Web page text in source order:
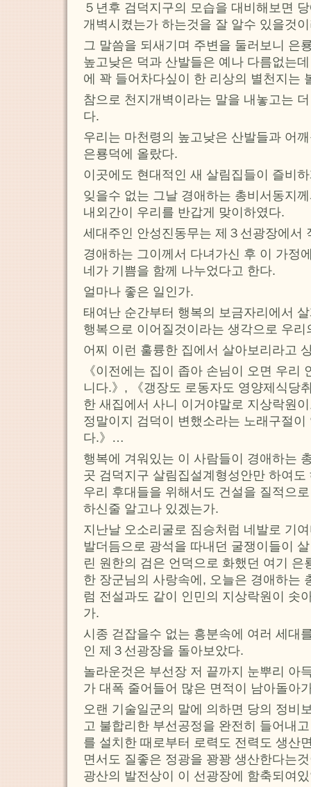
５년후 검덕지구의 모습을 대비해보면
개벽시켰는가 하는것을 잘 알수 있을것
그 말씀을 되새기며 주변을 둘러보니 은
높고낮은 덕과 산발들은 예나 다름없는
에 꽉 들어차다싶이 한 리상의 별천지는
참으로 천지개벽이라는 말을 내놓고는
다.
우리는 마천령의 높고낮은 산발들과 어
은룡덕에 올랐다.
이곳에도 현대적인 새 살림집들이 즐비
잊을수 없는 그날 경애하는 총비서동지
내외간이 우리를 반갑게 맞이하였다.
세대주인 안성진동무는 제３선광장에서
경애하는 그이께서 다녀가신 후 이 가정
네가 기쁨을 함께 나누었다고 한다.
얼마나 좋은 일인가.
태여난 순간부터 행복의 보금자리에서
행복으로 이어질것이라는 생각으로 우
어찌 이런 훌륭한 집에서 살아보리라고
《이전에는 집이 좁아 손님이 오면 우리
니다.》, 《갱장도 로동자도 영양제식당
한 새집에서 사니 이거야말로 지상락원
정말이지 검덕이 변했소라는 노래구절
다.》…
행복에 겨워있는 이 사람들이 경애하는
곳 검덕지구 살림집설계형성안만 하여
우리 후대들을 위해서도 건설을 질적으
하신줄 알고나 있겠는가.
지난날 오소리굴로 짐승처럼 네발로 기
발더듬으로 광석을 따내던 굴쟁이들이
린 원한의 검은 언덕으로 화했던 여기 은
한 장군님의 사랑속에, 오늘은 경애하는
럼 전설과도 같이 인민의 지상락원이 솟
가.
시종 걷잡을수 없는 흥분속에 여러 세대
인 제３선광장을 돌아보았다.
놀라운것은 부선장 저 끝까지 눈뿌리 아
가 대폭 줄어들어 많은 면적이 남아돌아
오랜 기술일군의 말에 의하면 당의 정비
고 불합리한 부선공정을 완전히 들어내
를 설치한 때로부터 로력도 전력도 생산
면서도 질좋은 정광을 꽝꽝 생산한다는
광산의 발전상이 이 선광장에 함축되여